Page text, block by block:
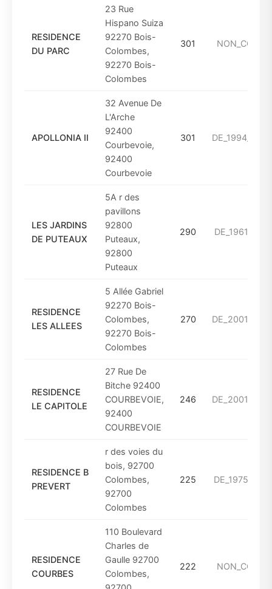
RESIDENCE
DU PARC
23 Rue
Hispano Suiza
92270 Bois-
Colombes,
92270 Bois-
Colombes
301
APOLLONIA II
32 Avenue De
L'Arche
92400
Courbevoie,
92400
Courbevoie
301
LES JARDINS
DE PUTEAUX
5A r des
pavillons
92800
Puteaux,
92800
Puteaux
290
RESIDENCE
LES ALLEES
5 Allée Gabriel
92270 Bois-
Colombes,
92270 Bois-
Colombes
270
RESIDENCE
LE CAPITOLE
27 Rue De
Bitche 92400
COURBEVOIE,
92400
COURBEVOIE
246
RESIDENCE B
PREVERT
r des voies du
bois, 92700
Colombes,
92700
Colombes
225
RESIDENCE
COURBES
110 Boulevard
Charles de
Gaulle 92700
Colombes,
222